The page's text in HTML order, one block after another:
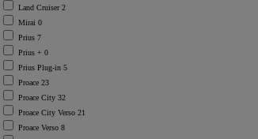
Land Cruiser2
Mirai 0
Prius 7
Prius + 0
Prius Plug-in 5
Proace 23
Proace City 32
Proace City Verso 21
Proace Verso 8